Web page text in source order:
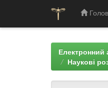
Електронний
Наукові